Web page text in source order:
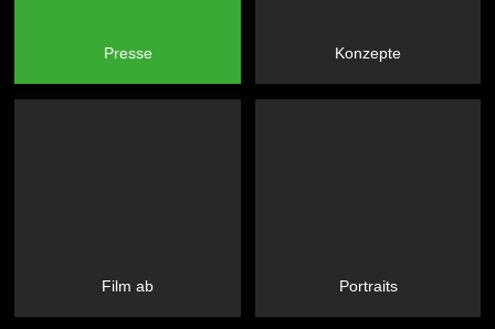
Presse Konzepte
Film ab Portraits